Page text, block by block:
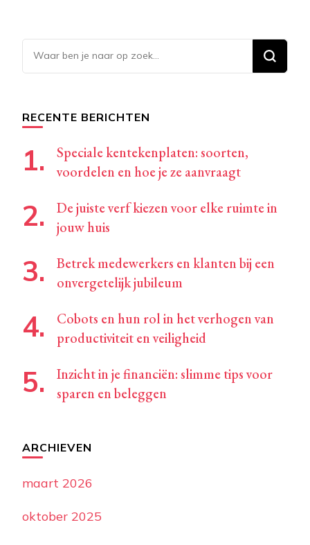
Op
zoek
RECENTE BERICHTEN
Speciale kentekenplaten: soorten,
voordelen en hoe je ze aanvraagt
De juiste verf kiezen voor elke ruimte in
jouw huis
Betrek medewerkers en klanten bij een
onvergetelijk jubileum
Cobots en hun rol in het verhogen van
productiviteit en veiligheid
Inzicht in je financiën: slimme tips voor
sparen en beleggen
ARCHIEVEN
maart 2026
oktober 2025